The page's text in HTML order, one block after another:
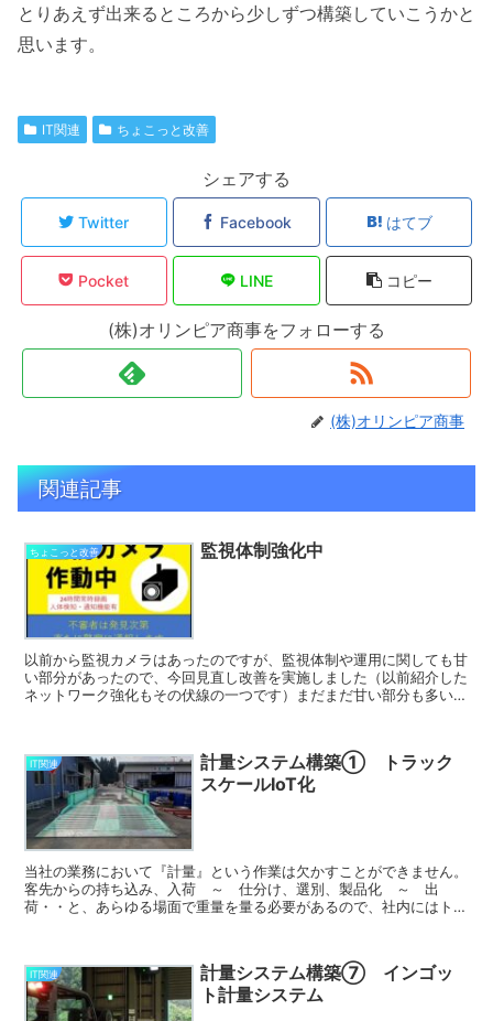
とりあえず出来るところから少しずつ構築していこうかと
思います。
IT関連 ちょこっと改善
シェアする
Twitter Facebook はてブ
Pocket LINE コピー
(株)オリンピア商事をフォローする
(株)オリンピア商事
関連記事
ちょこっと改善 監視体制強化中
以前から監視カメラはあったのですが、監視体制や運用に関しても甘
い部分があったので、今回見直し改善を実施しました（以前紹介した
ネットワーク強化もその伏線の一つです）まだまだ甘い部分も多いの
IT関連
計量システム構築① トラック
スケールIoT化
当社の業務において『計量』という作業は欠かすことができません。
客先からの持ち込み、入荷 ～ 仕分け、選別、製品化 ～ 出
荷・・と、あらゆる場面で重量を量る必要があるので、社内にはトラ
IT関連
計量システム構築⑦ インゴッ
ト計量システム